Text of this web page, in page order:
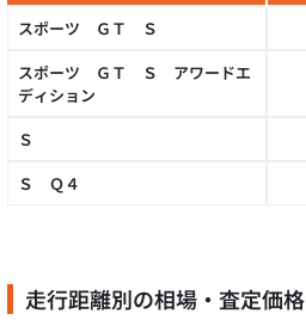
スポーツ ＧＴ Ｓ
スポーツ ＧＴ Ｓ アワードエ
ディション
Ｓ
Ｓ Ｑ４
走行距離別の相場・査定価格